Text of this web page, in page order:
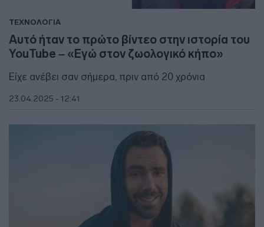
ΤΕΧΝΟΛΟΓΙΑ
Αυτό ήταν το πρώτο βίντεο στην ιστορία του
YouTube – «Εγώ στον ζωολογικό κήπο»
Eίχε ανέβει σαν σήμερα, πριν από 20 χρόνια
23.04.2025 - 12:41